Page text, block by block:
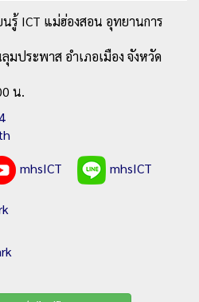
รู้ ICT แม่ฮ่องสอน อุทยานการ
ประพาส อำเภอเมือง จังหวัด
น.
mhsICT mhsICT